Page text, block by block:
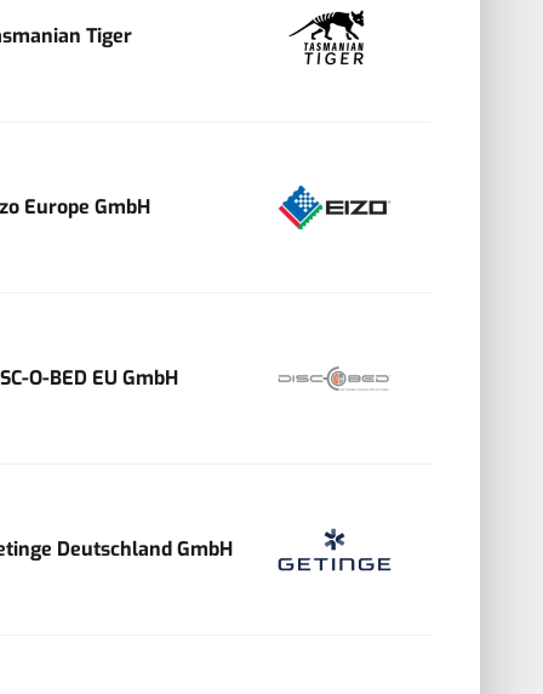
Tiger
Europe GmbH
O-BED EU GmbH
Deutschland GmbH